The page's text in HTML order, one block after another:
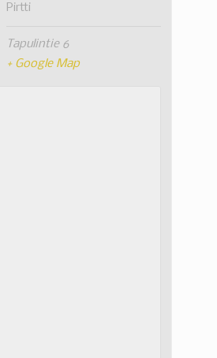
Pirtti
Tapulintie 6
+ Google Map